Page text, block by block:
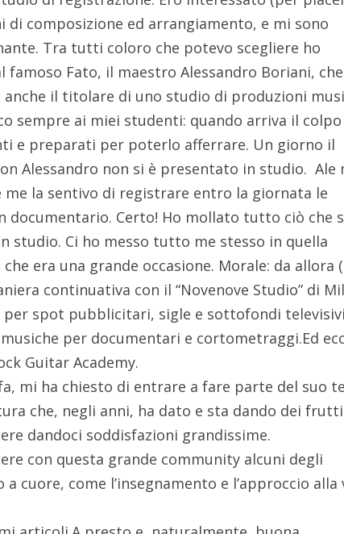
di composizione ed arrangiamento, e mi sono
Tra tutti coloro che potevo scegliere ho
Fato, il maestro Alessandro Boriani,
il titolare di uno studio di produzioni
sempre ai miei studenti: quando arriva il
e preparati per poterlo afferrare. Un giorno il
Alessandro non si è presentato in studio. Ale
me la sentivo di registrare entro la giornata le
documentario. Certo! Ho mollato tutto ciò che
studio. Ci ho messo tutto me stesso in quella
era una grande occasione. Morale: da allora
continuativa con il “Novenove Studio” di
per spot pubblicitari, sigle e sottofondi televisivi
per documentari e cortometraggi.Ed
Guitar Academy.
mi ha chiesto di entrare a fare parte del suo
che, negli anni, ha dato e sta dando dei frutti
dandoci soddisfazioni grandissime.
con questa grande community alcuni degli
cuore, come l’insegnamento e l’approccio alla